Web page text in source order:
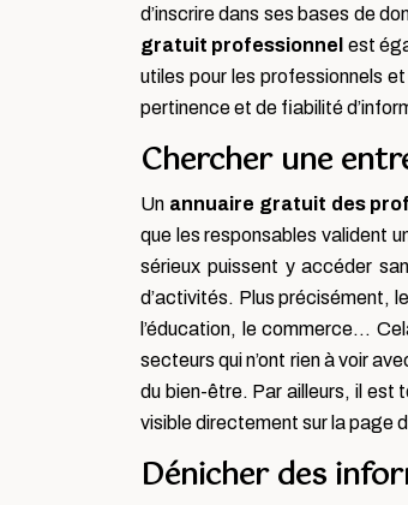
d’inscrire dans ses bases de
gratuit professionnel est
utiles pour les professionnels
pertinence et de fiabilité
Chercher une
Un annuaire gratuit des
que les responsables valident
sérieux puissent y accéder
d’activités. Plus précisément,
l’éducation, le commerce…
secteurs qui n’ont rien à voir
du bien-être. Par ailleurs, il est
visible directement sur la page
Dénicher des